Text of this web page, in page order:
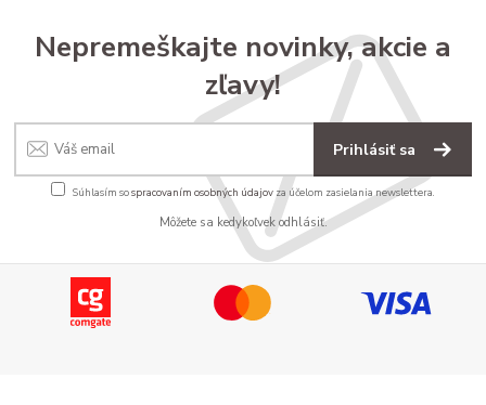
Nepremeškajte novinky, akcie a
zľavy!
Prihlásiť sa
Súhlasím sospracovaním osobných údajov za účelom zasielania newslettera.
Môžete sa kedykoľvek odhlásiť.